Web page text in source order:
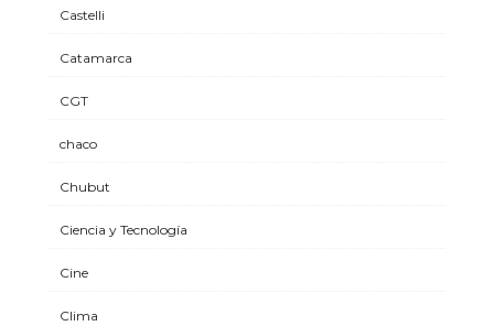
Castelli
Catamarca
CGT
chaco
Chubut
Ciencia y Tecnología
Cine
Clima